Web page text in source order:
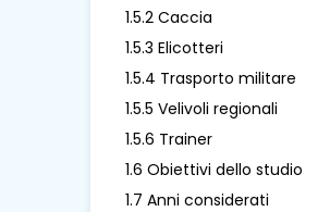
1.5.2 Caccia
1.5.3 Elicotteri
1.5.4 Trasporto militare
1.5.5 Velivoli regionali
1.5.6 Trainer
1.6 Obiettivi dello studio
1.7 Anni considerati